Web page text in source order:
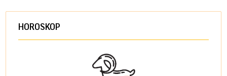
HOROSKOP